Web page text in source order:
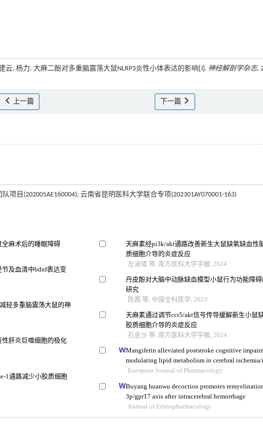
, 杨力. 大麻二酚对多重脑震荡大鼠NLRP3炎性小体表达的影响[J]. 神经解剖学杂志,
上一篇 下一篇
项目(202005AE160004); 云南省昆明医科大学联合专项(202301AY070001-163)